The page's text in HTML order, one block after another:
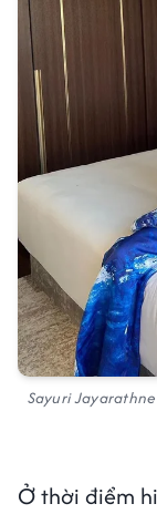
Sayuri
Ở thời điểm